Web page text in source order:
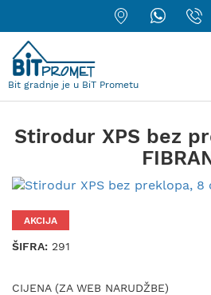
Bit gradnje je u BiT Prometu
Stirodur XPS bez
AKCIJA
ŠIFRA: 291
CIJENA (ZA WEB NARUDŽBE)